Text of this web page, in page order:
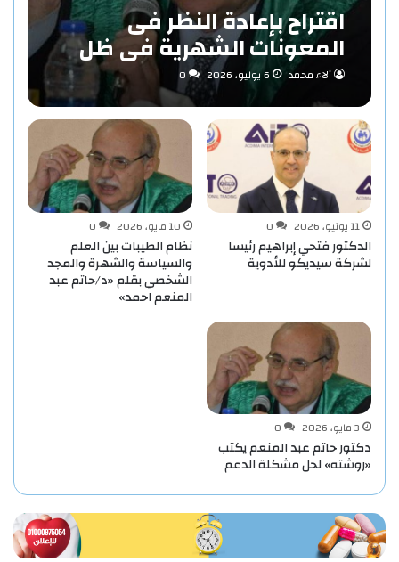
اقتراح بإعادة النظر فى
المعونات الشهرية فى ظل
مفهوم الاستدامة بقلم «د/
حاتم عبد المنعم احمد»
آلاء محمد 6 يوليو، 2026 0
11 يونيو، 2026 0
الدكتور فتحي إبراهيم رئيسا
لشركة سيديكو للأدوية
10 مايو، 2026 0
نظام الطيبات بين العلم
والسياسة والشهرة والمجد
الشخصي بقلم «د/حاتم عبد
المنعم احمد»
3 مايو، 2026 0
دكتور حاتم عبد المنعم يكتب
«روشته» لحل مشكلة الدعم